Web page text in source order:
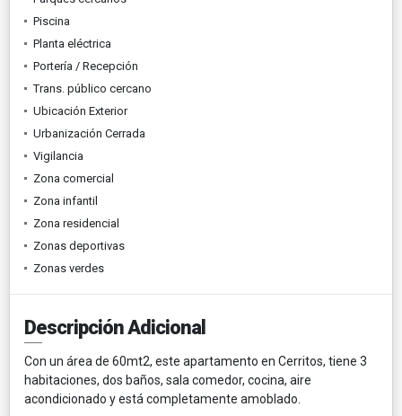
Piscina
Planta eléctrica
Portería / Recepción
Trans. público cercano
Ubicación Exterior
Urbanización Cerrada
Vigilancia
Zona comercial
Zona infantil
Zona residencial
Zonas deportivas
Zonas verdes
Descripción Adicional
Con un área de 60mt2, este apartamento en Cerritos, tiene 3
habitaciones, dos baños, sala comedor, cocina, aire
acondicionado y está completamente amoblado.